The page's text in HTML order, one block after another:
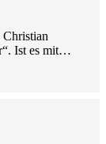
Ist es mit…